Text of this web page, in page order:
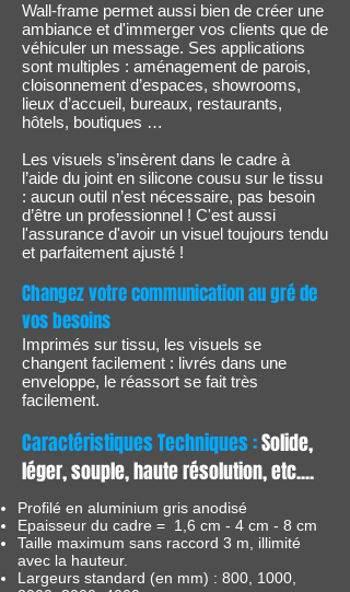
Wall-frame permet aussi bien de créer une
ambiance et d'immerger vos clients que de
véhiculer un message. Ses applications
sont multiples : aménagement de parois,
cloisonnement d’espaces, showrooms,
lieux d’accueil, bureaux, restaurants,
hôtels, boutiques …
Les visuels s’insèrent dans le cadre à
l’aide du joint en silicone cousu sur le tissu
: aucun outil n’est nécessaire, pas besoin
d’être un professionnel ! C'est aussi
l'assurance d'avoir un visuel toujours tendu
et parfaitement ajusté !
Changez votre communication au gré de
vos besoins
Imprimés sur tissu, les visuels se
changent facilement : livrés dans une
enveloppe, le réassort se fait très
facilement.
Caractéristiques Techniques :Solide,
léger, souple, haute résolution, etc....
Profilé en aluminium gris anodisé
Epaisseur du cadre = 1,6 cm - 4 cm - 8 cm
Taille maximum sans raccord 3 m, illimité
avec la hauteur.
Largeurs standard (en mm) : 800, 1000,